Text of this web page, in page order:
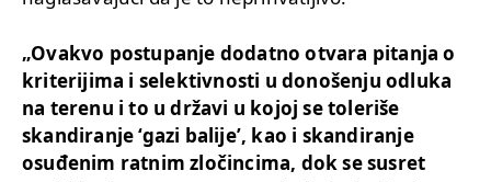
„Ovakvo postupanje dodatno otvara pitanja o
kriterijima i selektivnosti u donošenju odluka
na terenu i to u državi u kojoj se toleriše
skandiranje ‘gazi balije’, kao i skandiranje
osuđenim ratnim zločincima, dok se susret